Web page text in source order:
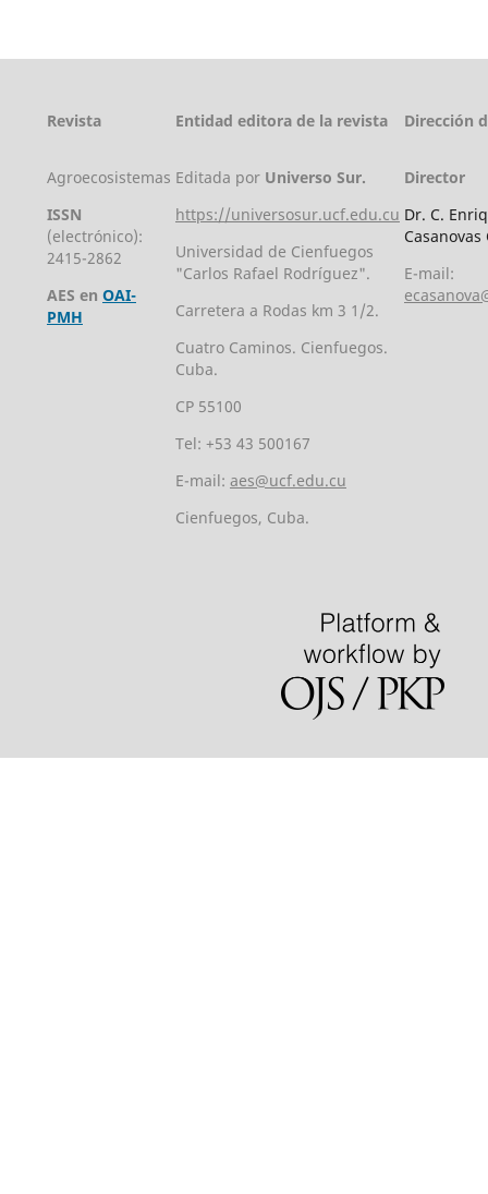
Revista Entidad editora de la revista Dirección
Agroecosistemas
ISSN
(electrónico):
2415-2862
AES en OAI-
PMH
Editada por Universo Sur.
https://universosur.ucf.edu.cu
Universidad de Cienfuegos
"Carlos Rafael Rodríguez".
Carretera a Rodas km 3 1/2.
Cuatro Caminos. Cienfuegos.
Cuba.
CP 55100
Tel: +53 43 500167
E-mail: aes@ucf.edu.cu
Cienfuegos, Cuba.
Director
Dr. C.
Casanovas
E-mail: